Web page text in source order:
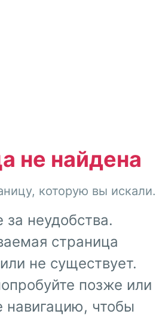
не найдена
которую вы искали.
за неудобства.
страница
не существует.
позже или
навигацию, чтобы